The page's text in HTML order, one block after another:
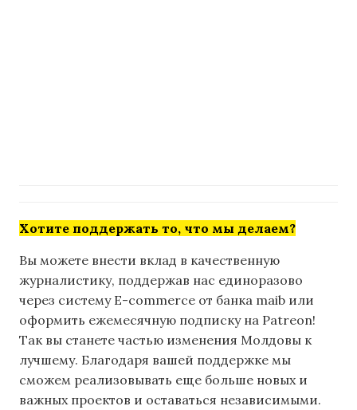
Хотите поддержать то, что мы делаем?
Вы можете внести вклад в качественную
журналистику, поддержав нас единоразово
через систему E-commerce от банка maib или
оформить ежемесячную подписку на Patreon!
Так вы станете частью изменения Молдовы к
лучшему. Благодаря вашей поддержке мы
сможем реализовывать еще больше новых и
важных проектов и оставаться независимыми.